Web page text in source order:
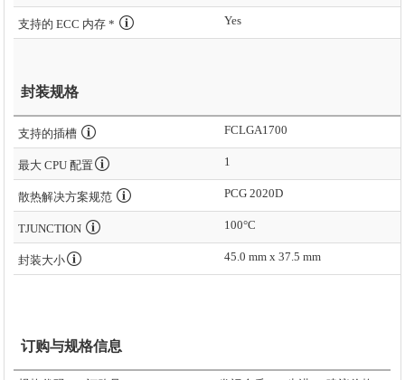
支持的 ECC 内存 * Yes
封装规格
支持的插槽 FCLGA1700
最大 CPU 配置 1
散热解决方案规范 PCG 2020D
TJUNCTION 100°C
封装大小 45.0 mm x 37.5 mm
订购与规格信息